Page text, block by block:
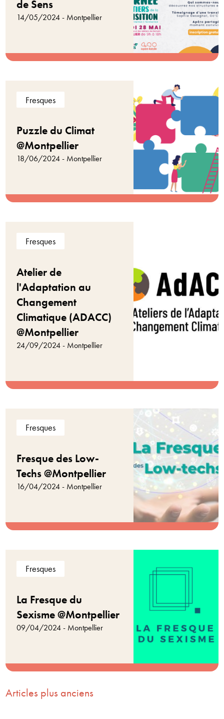
de Sens
14/05/2024 - Montpellier
Fresques
Puzzle du Climat
@Montpellier
18/06/2024 - Montpellier
Fresques
Atelier de
l'Adaptation au
Changement
Climatique (ADACC)
@Montpellier
24/09/2024 - Montpellier
Fresques
Fresque des Low-
Techs @Montpellier
16/04/2024 - Montpellier
Fresques
La Fresque du
Sexisme @Montpellier
09/04/2024 - Montpellier
Navigation
Articles plus anciens